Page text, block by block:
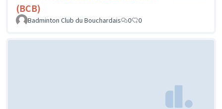
(BCB)
Badminton Club du Bouchardais 0 0